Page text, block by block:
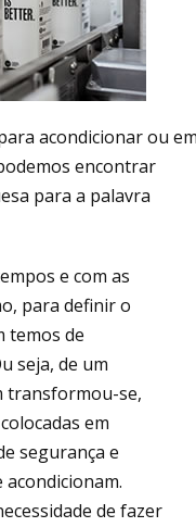
acondicionar ou
encontrar
para a palavra
e com as
para definir o
temos de
seja, de um
transformou-se,
em
segurança e
de fazer